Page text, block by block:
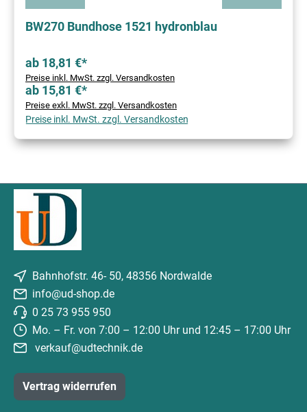
BW270 Bundhose 1521 hydronblau
ab 18,81 €*
Preise inkl. MwSt. zzgl. Versandkosten
ab 15,81 €*
Preise exkl. MwSt. zzgl. Versandkosten
Preise inkl. MwSt. zzgl. Versandkosten
Bahnhofstr. 46- 50, 48356 Nordwalde
info@ud-shop.de
0 25 73 955 950
Mo. – Fr. von 7:00 – 12:00 Uhr und 12:45 – 17:00 Uhr
verkauf@udtechnik.de
Vertrag widerrufen